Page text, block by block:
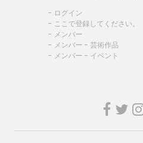
- ログイン
- ここで登録してください。
- メンバー
- メンバー - 芸術作品
- メンバー - イベント